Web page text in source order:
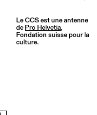
Le CCS est une antenne
de Pro Helvetia,
Fondation suisse pour la
culture.